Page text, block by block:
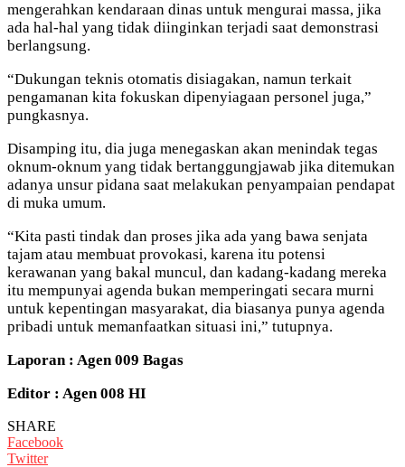
mengerahkan kendaraan dinas untuk mengurai massa, jika
ada hal-hal yang tidak diinginkan terjadi saat demonstrasi
berlangsung.
“Dukungan teknis otomatis disiagakan, namun terkait
pengamanan kita fokuskan dipenyiagaan personel juga,”
pungkasnya.
Disamping itu, dia juga menegaskan akan menindak tegas
oknum-oknum yang tidak bertanggungjawab jika ditemukan
adanya unsur pidana saat melakukan penyampaian pendapat
di muka umum.
“Kita pasti tindak dan proses jika ada yang bawa senjata
tajam atau membuat provokasi, karena itu potensi
kerawanan yang bakal muncul, dan kadang-kadang mereka
itu mempunyai agenda bukan memperingati secara murni
untuk kepentingan masyarakat, dia biasanya punya agenda
pribadi untuk memanfaatkan situasi ini,” tutupnya.
Laporan : Agen 009 Bagas
Editor : Agen 008 HI
SHARE
Facebook
Twitter